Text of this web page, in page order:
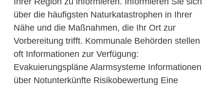
über die häufigsten Naturkatastrophen in Ihrer
Nähe und die Maßnahmen, die Ihr Ort zur
Vorbereitung trifft. Kommunale Behörden stellen
oft Informationen zur Verfügung:
Evakuierungspläne Alarmsysteme Informationen
über Notunterkünfte Risikobewertung Eine